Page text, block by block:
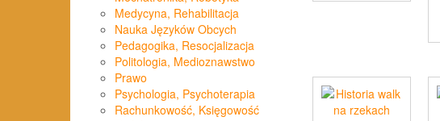
Medycyna, Rehabilitacja
Nauka Języków Obcych
Pedagogika, Resocjalizacja
Politologia, Medioznawstwo
Prawo
Psychologia, Psychoterapia
Rachunkowość, Księgowość